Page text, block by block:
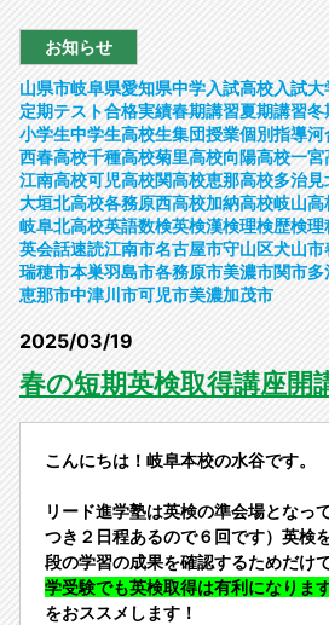
お知らせ
山県市岐阜県愛知県中学入試高校入試大
定期テスト合格実績春期講習夏期講習冬
小学生中学生高校生集団授業個別指導河
西春高校千種高校菊里高校向陽高校一宮
江南高校可児高校関高校恵那高校多治見
大垣北高校各務原西高校加納高校岐山高
岐阜北高校英語数検英検漢検理検歴検理
英会話速読江南市名古屋市守山区犬山市
瑞穂市本巣羽島市各務原市美濃市関市多
恵那市中津川市可児市美濃加茂市
2025/03/19
春の短期英検取得講座開
こんにちは！岐阜本校の水谷です。
リード進学塾は英検の準会場となっ
つき２日程あるので６回です）英検
段の学習の成果を確認するためだけで
学受験でも英検取得は有利になります
をおススメします！